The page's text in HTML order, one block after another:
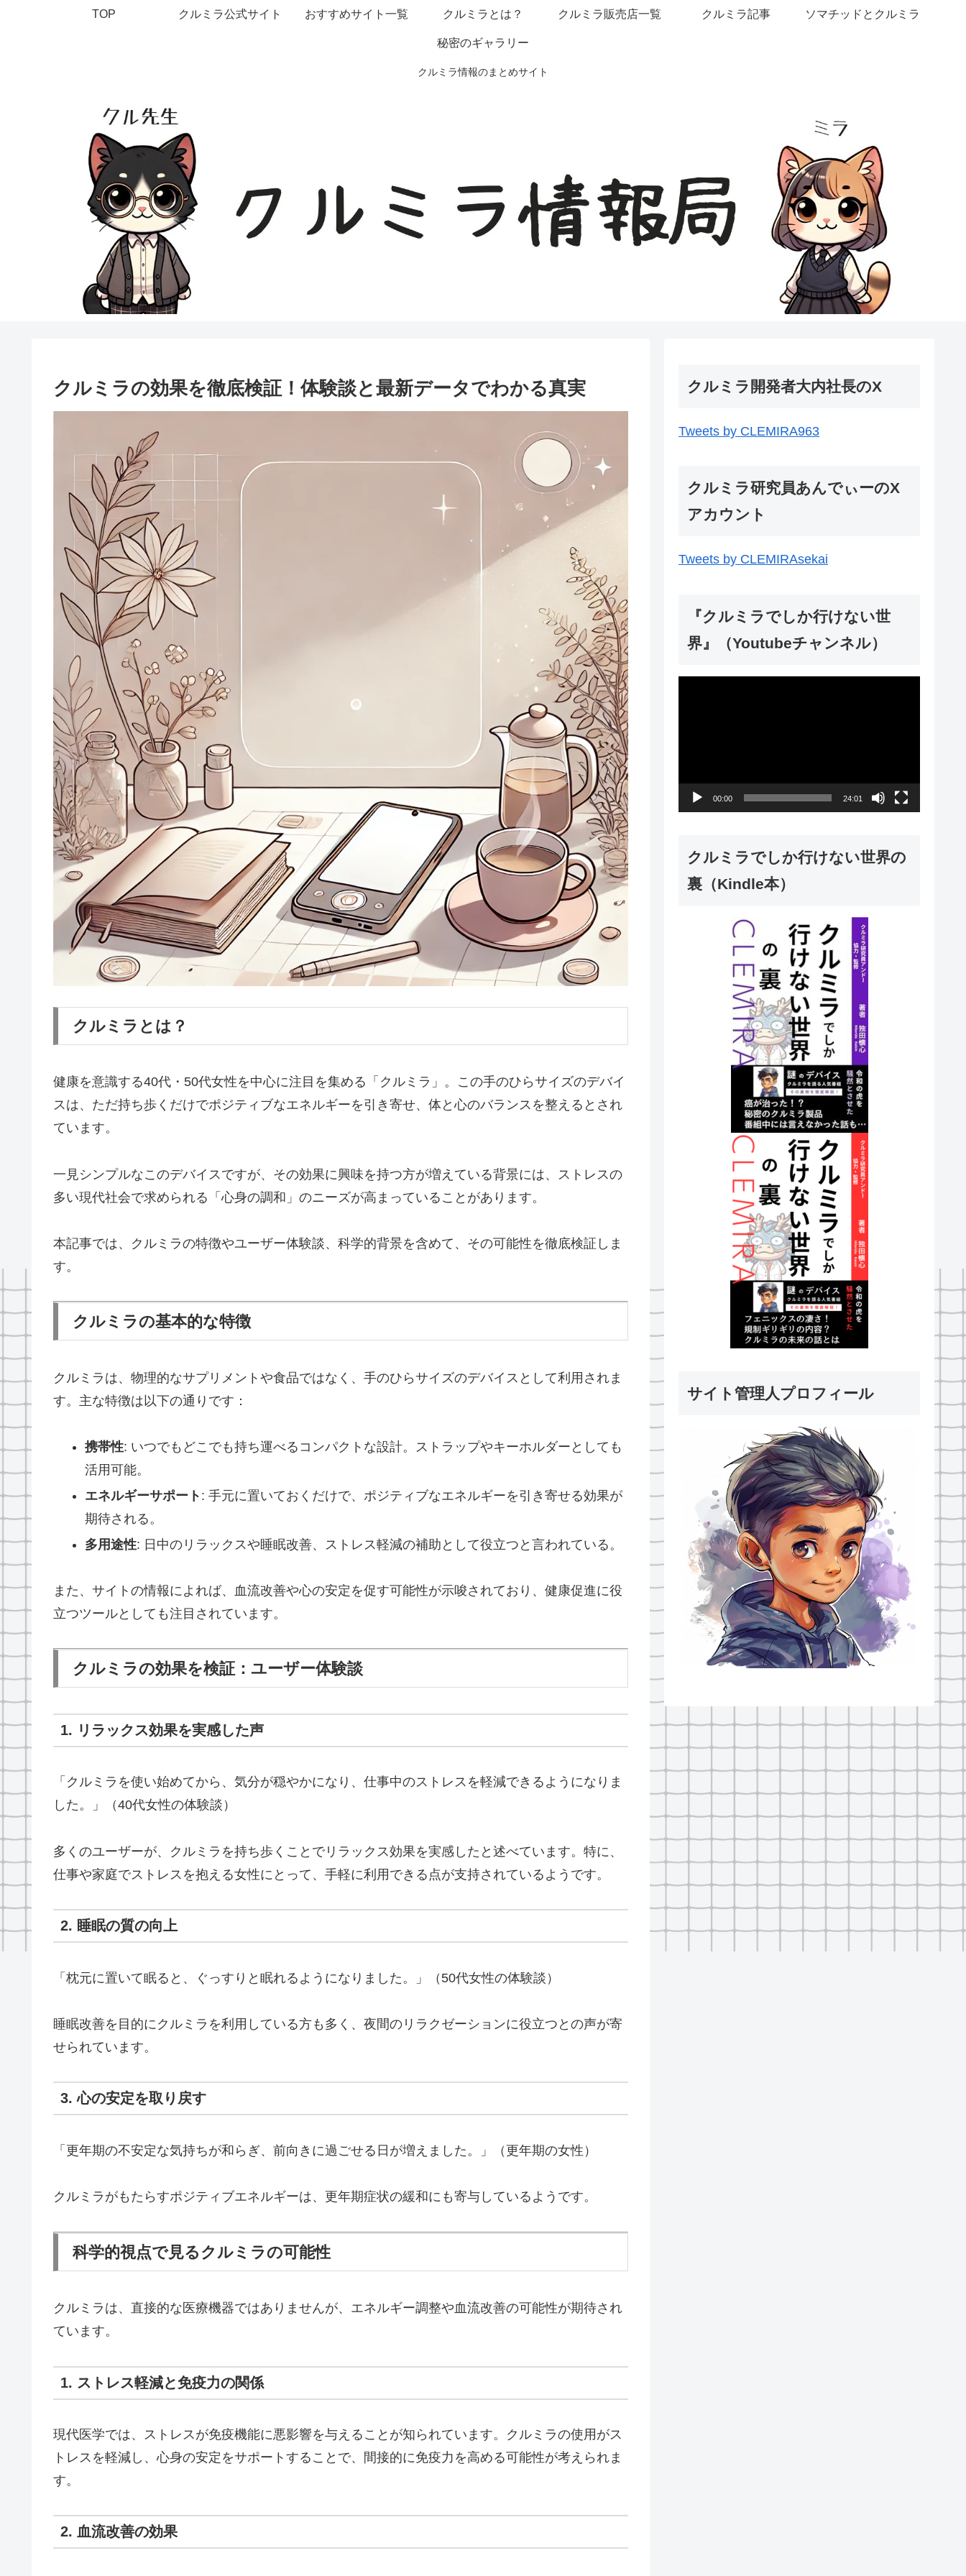
クルミラ情報のまとめサイト
TOP クルミラ公式サイト おすすめサイト一覧 クルミラとは？ クルミラ販売店一覧 クルミラ記事 ソマチッドとクルミラ
秘密のギャラリー
クルミラの効果を徹底検証！体験談と最新データでわかる真実
クルミラとは？
健康を意識する40代・50代女性を中心に注目を集める「クルミラ」。この手のひらサイズのデバイ
スは、ただ持ち歩くだけでポジティブなエネルギーを引き寄せ、体と心のバランスを整えるとされ
ています。
一見シンプルなこのデバイスですが、その効果に興味を持つ方が増えている背景には、ストレスの
多い現代社会で求められる「心身の調和」のニーズが高まっていることがあります。
本記事では、クルミラの特徴やユーザー体験談、科学的背景を含めて、その可能性を徹底検証しま
す。
クルミラの基本的な特徴
クルミラは、物理的なサプリメントや食品ではなく、手のひらサイズのデバイスとして利用されま
す。主な特徴は以下の通りです：
携帯性: いつでもどこでも持ち運べるコンパクトな設計。ストラップやキーホルダーとしても
活用可能。
エネルギーサポート : 手元に置いておくだけで、ポジティブなエネルギーを引き寄せる効果が
期待される。
多用途性: 日中のリラックスや睡眠改善、ストレス軽減の補助として役立つと言われている。
また、サイトの情報によれば、血流改善や心の安定を促す可能性が示唆されており、健康促進に役
立つツールとしても注目されています。
クルミラの効果を検証：ユーザー体験談
1. リラックス効果を実感した声
「クルミラを使い始めてから、気分が穏やかになり、仕事中のストレスを軽減できるようになりま
した。」（40代女性の体験談）
多くのユーザーが、クルミラを持ち歩くことでリラックス効果を実感したと述べています。特に、
仕事や家庭でストレスを抱える女性にとって、手軽に利用できる点が支持されているようです。
2. 睡眠の質の向上
「枕元に置いて眠ると、ぐっすりと眠れるようになりました。」（50代女性の体験談）
睡眠改善を目的にクルミラを利用している方も多く、夜間のリラクゼーションに役立つとの声が寄
せられています。
3. 心の安定を取り戻す
「更年期の不安定な気持ちが和らぎ、前向きに過ごせる日が増えました。」（更年期の女性）
クルミラがもたらすポジティブエネルギーは、更年期症状の緩和にも寄与しているようです。
科学的視点で見るクルミラの可能性
クルミラは、直接的な医療機器ではありませんが、エネルギー調整や血流改善の可能性が期待され
ています。
1. ストレス軽減と免疫力の関係
現代医学では、ストレスが免疫機能に悪影響を与えることが知られています。クルミラの使用がス
トレスを軽減し、心身の安定をサポートすることで、間接的に免疫力を高める可能性が考えられま
す。
2. 血流改善の効果
クルミラ開発者大内社長のX
Tweets by CLEMIRA963
クルミラ研究員あんでぃーのX
アカウント
Tweets by CLEMIRAsekai
『クルミラでしか行けない世
界』（Youtubeチャンネル）
00:00 24:01
クルミラでしか行けない世界の
裏（Kindle本）
サイト管理人プロフィール